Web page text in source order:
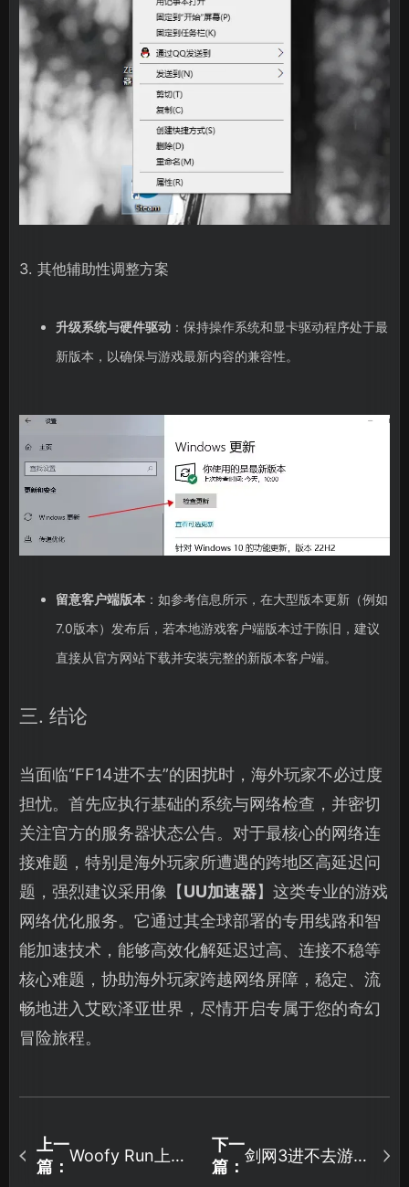
3. 其他辅助性调整方案
升级系统与硬件驱动：保持操作系统和显卡驱动程序处于最
新版本，以确保与游戏最新内容的兼容性。
留意客户端版本：如参考信息所示，在大型版本更新（例如
7.0版本）发布后，若本地游戏客户端版本过于陈旧，建议
直接从官方网站下载并安装完整的新版本客户端。
三. 结论
当面临“FF14进不去”的困扰时，海外玩家不必过度
担忧。首先应执行基础的系统与网络检查，并密切
关注官方的服务器状态公告。对于最核心的网络连
接难题，特别是海外玩家所遭遇的跨地区高延迟问
题，强烈建议采用像【UU加速器】这类专业的游戏
网络优化服务。它通过其全球部署的专用线路和智
能加速技术，能够高效化解延迟过高、连接不稳等
核心难题，协助海外玩家跨越网络屏障，稳定、流
畅地进入艾欧泽亚世界，尽情开启专属于您的奇幻
冒险旅程。
上一
篇：
Woofy Run上线
下一
篇：
剑网3进不去游